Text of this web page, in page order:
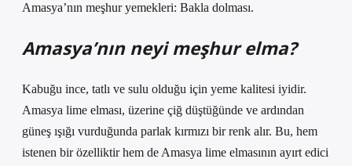
Amasya’nın meşhur yemekleri: Bakla dolması.
Amasya’nın neyi meşhur elma?
Kabuğu ince, tatlı ve sulu olduğu için yeme kalitesi iyidir.
Amasya lime elması, üzerine çiğ düştüğünde ve ardından
güneş ışığı vurduğunda parlak kırmızı bir renk alır. Bu, hem
istenen bir özelliktir hem de Amasya lime elmasının ayırt edici